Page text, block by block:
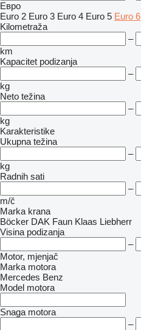
Евро
Euro 2 Euro 3 Euro 4 Euro 5 Euro 6
Kilometraža
–
km
Kapacitet podizanja
–
kg
Neto težina
–
kg
Karakteristike
Ukupna težina
–
kg
Radnih sati
–
m/č
Marka krana
Böcker DAK Faun Klaas Liebherr
Visina podizanja
–
Motor, mjenjač
Marka motora
Mercedes Benz
Model motora
Snaga motora
–